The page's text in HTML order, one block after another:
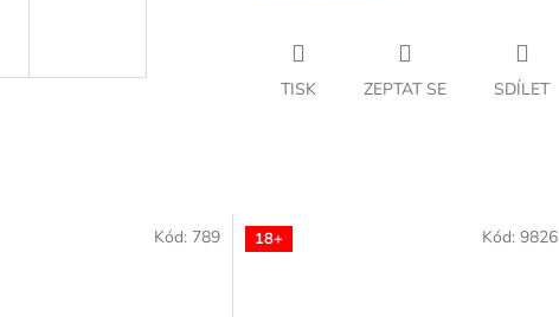
TISK ZEPTAT SE SDÍLET
Kód: 789 18+ Kód: 9826